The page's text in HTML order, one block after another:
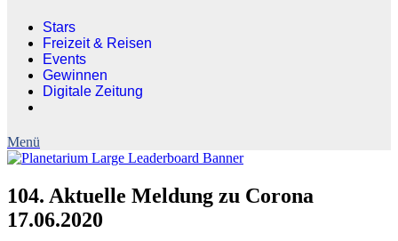
Stars
Freizeit & Reisen
Events
Gewinnen
Digitale Zeitung
104. Aktuelle Meldung zu Corona
17.06.2020